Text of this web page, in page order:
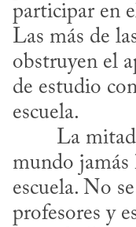
participar en
Las más de
obstruyen el
de estudio
escuela.
mundo jamás
escuela. No
profesores y